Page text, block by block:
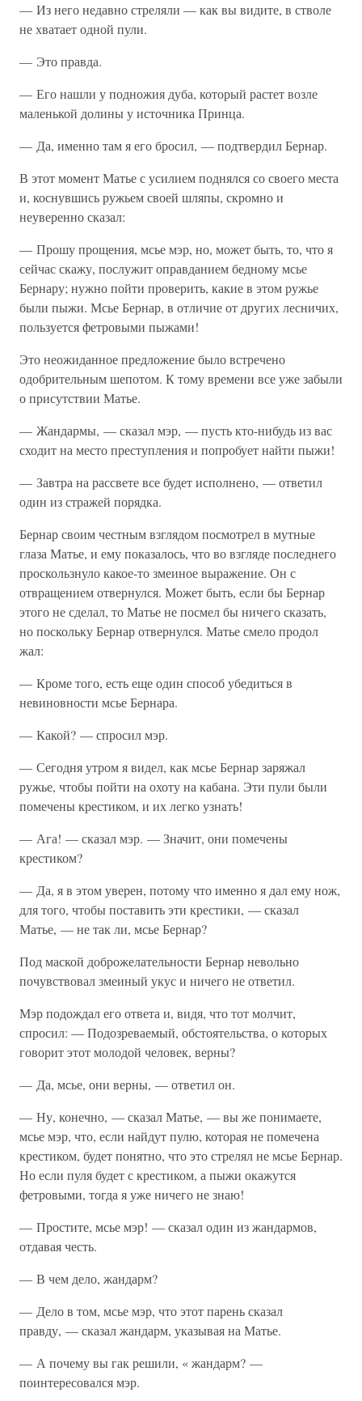
— Из него недавно стреляли — как вы видите, в стволе
не хватает одной пули.
— Это правда.
— Его нашли у подножия дуба, который растет возле
маленькой долины у источника Принца.
— Да, именно там я его бросил, — подтвердил Бернар.
В этот момент Матье с усилием поднялся со своего места
и, коснувшись ружьем своей шляпы, скромно и
неуверенно сказал:
— Прошу прощения, мсье мэр, но, может быть, то, что я
сейчас скажу, послужит оправданием бедному мсье
Бернару; нужно пойти проверить, какие в этом ружье
были пыжи. Мсье Бернар, в отличие от других лесничих,
пользуется фетровыми пыжами!
Это неожиданное предложение было встречено
одобрительным шепотом. К тому времени все уже забыли
о присутствии Матье.
— Жандармы, — сказал мэр, — пусть кто-нибудь из вас
сходит на место преступления и попробует найти пыжи!
— Завтра на рассвете все будет исполнено, — ответил
один из стражей порядка.
Бернар своим честным взглядом посмотрел в мутные
глаза Матье, и ему показалось, что во взгляде последнего
проскользнуло какое-то змеиное выражение. Он с
отвращением отвернулся. Может быть, если бы Бернар
этого не сделал, то Матье не посмел бы ничего сказать,
но поскольку Бернар отвернулся. Матье смело продол
жал:
— Кроме того, есть еще один способ убедиться в
невиновности мсье Бернара.
— Какой? — спросил мэр.
— Сегодня утром я видел, как мсье Бернар заряжал
ружье, чтобы пойти на охоту на кабана. Эти пули были
помечены крестиком, и их легко узнать!
— Ага! — сказал мэр. — Значит, они помечены
крестиком?
— Да, я в этом уверен, потому что именно я дал ему нож,
для того, чтобы поставить эти крестики, — сказал
Матье, — не так ли, мсье Бернар?
Под маской доброжелательности Бернар невольно
почувствовал змеиный укус и ничего не ответил.
Мэр подождал его ответа и, видя, что тот молчит,
спросил: — Подозреваемый, обстоятельства, о которых
говорит этот молодой человек, верны?
— Да, мсье, они верны, — ответил он.
— Ну, конечно, — сказал Матье, — вы же понимаете,
мсье мэр, что, если найдут пулю, которая не помечена
крестиком, будет понятно, что это стрелял не мсье Бернар.
Но если пуля будет с крестиком, а пыжи окажутся
фетровыми, тогда я уже ничего не знаю!
— Простите, мсье мэр! — сказал один из жандармов,
отдавая честь.
— В чем дело, жандарм?
— Дело в том, мсье мэр, что этот парень сказал
правду, — сказал жандарм, указывая на Матье.
— А почему вы гак решили, « жандарм? —
поинтересовался мэр.